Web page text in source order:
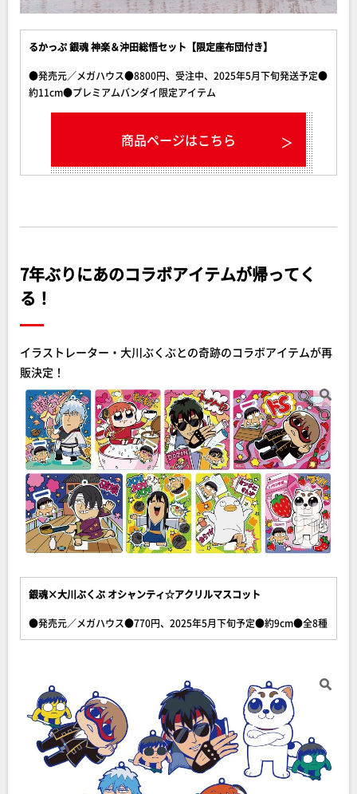
るかっぷ 銀魂 神楽＆沖田総悟セット【限定座布団付き】
●発売元／メガハウス●8800円、受注中、2025年5月下旬発送予定●
約11cm●プレミアムバンダイ限定アイテム
商品ページはこちら
7年ぶりにあのコラボアイテムが帰ってく
る！
イラストレーター・大川ぶくぶとの奇跡のコラボアイテムが再
販決定！
銀魂×大川ぶくぶ オシャンティ☆アクリルマスコット
●発売元／メガハウス●770円、2025年5月下旬予定●約9cm●全8種